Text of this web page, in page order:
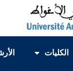
الكليات